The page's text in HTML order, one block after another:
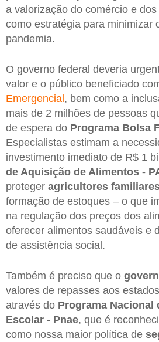
a valorização do comércio e
como estratégia para minimizar
pandemia.
O governo federal deveria
valor e o público beneficiado
Emergencial , bem como a
mais de 2 milhões de pessoas
de espera do Programa Bolsa
Especialistas estimam a
investimento imediato de R$ 1
de Aquisição de Alimentos -
proteger agricultores
formação de estoques – o que
na regulação dos preços dos
oferecer alimentos saudáveis e
de assistência social.
Também é preciso que o
valores de repasses aos
através do Programa Nacional
Escolar - Pnae, que é
como nossa maior política de